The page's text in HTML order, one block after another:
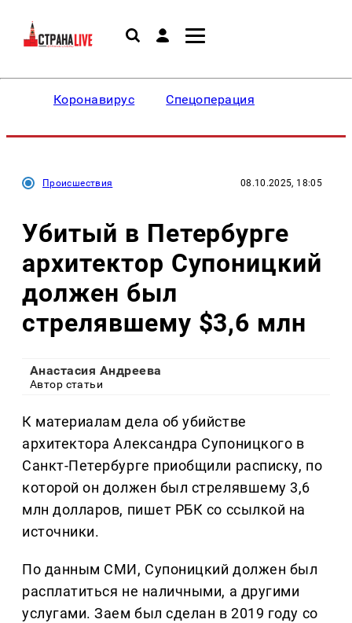
Коронавирус Спецоперация
Происшествия 08.10.2025, 18:05
Убитый в Петербурге
архитектор Супоницкий
должен был
стрелявшему $3,6 млн
Анастасия Андреева
Автор статьи
К материалам дела об убийстве
архитектора Александра Супоницкого в
Санкт-Петербурге приобщили расписку, по
которой он должен был стрелявшему 3,6
млн долларов, пишет РБК со ссылкой на
источники.
По данным СМИ, Супоницкий должен был
расплатиться не наличными, а другими
услугами. Заем был сделан в 2019 году со